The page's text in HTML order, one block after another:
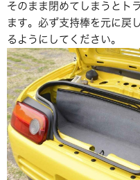
そのまま閉めてしまうとト
ます。必ず支持棒を元に戻
るようにしてください。